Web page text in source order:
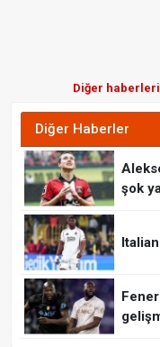
Diğer haberleri
Diğer Haberler
şok